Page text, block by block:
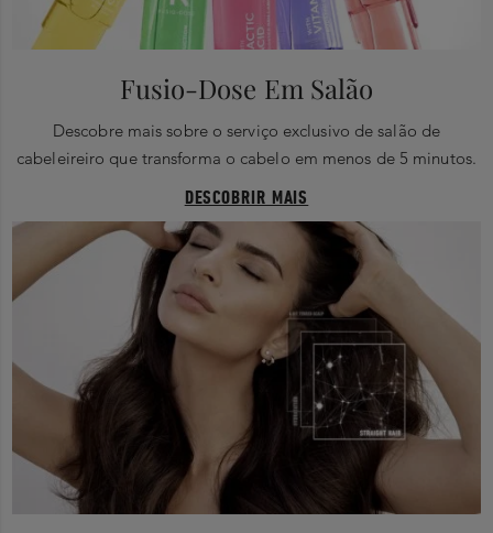
Fusio-Dose Em Salão
Descobre mais sobre o serviço exclusivo de salão de
cabeleireiro que transforma o cabelo em menos de 5 minutos.
DESCOBRIR MAIS